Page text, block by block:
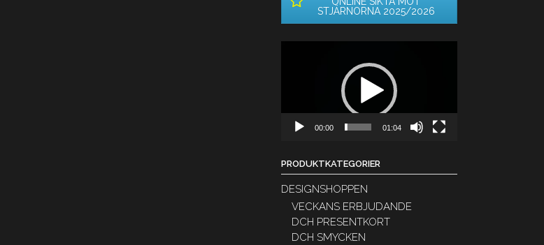
STJÄRNORNA 2025/2026
00:00 01:04
PRODUKTKATEGORIER
DESIGNSHOPPEN
VECKANS ERBJUDANDE
DCH PRESENTKORT
DCH SMYCKEN